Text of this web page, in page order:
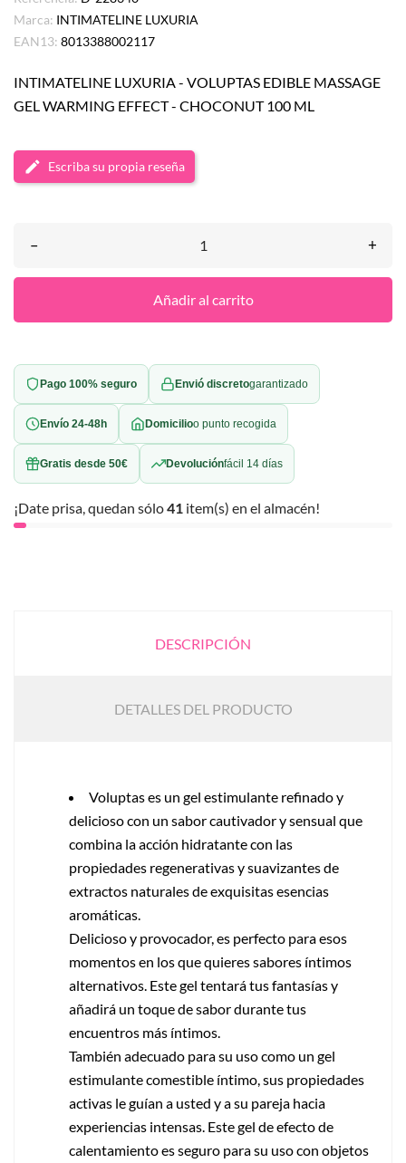
Marca: INTIMATELINE LUXURIA
EAN13: 8013388002117
INTIMATELINE LUXURIA - VOLUPTAS EDIBLE MASSAGE
GEL WARMING EFFECT - CHOCONUT 100 ML
Escriba su propia reseña
– +
Añadir al carrito
Pago 100% seguro Envió discretogarantizado
Envío 24-48h Domicilioo punto recogida
Gratis desde 50€ Devoluciónfácil 14 días
¡Date prisa, quedan sólo41 item(s) en el almacén!
DESCRIPCIÓN
DETALLES DEL PRODUCTO
Voluptas es un gel estimulante refinado y
delicioso con un sabor cautivador y sensual que
combina la acción hidratante con las
propiedades regenerativas y suavizantes de
extractos naturales de exquisitas esencias
aromáticas.
Delicioso y provocador, es perfecto para esos
momentos en los que quieres sabores íntimos
alternativos. Este gel tentará tus fantasías y
añadirá un toque de sabor durante tus
encuentros más íntimos.
También adecuado para su uso como un gel
estimulante comestible íntimo, sus propiedades
activas le guían a usted y a su pareja hacia
experiencias intensas. Este gel de efecto de
calentamiento es seguro para su uso con objetos